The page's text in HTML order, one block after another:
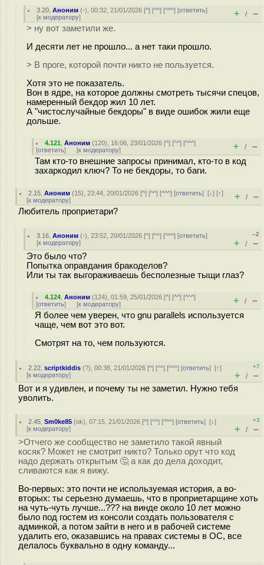
3.20 ,Аноним (-), 00:32, 21/01/2026 [^] [^^] [^^^] [ответить]
[к модератору] + / –
> ну вот заметили же.
И десяти лет не прошло... а нет таки прошло.
> В проге, которой почти никто не пользуется.
Хотя это не показатель.
Вон в ядре, на которое должны смотреть тысячи спецов,
намеренный бекдор жил 10 лет.
А "чистослучайные бекдоры" в виде ошибок жили еще
дольше.
4.121 ,Аноним (120), 16:06, 23/01/2026 [^] [^^] [^^^]
[ответить] [к модератору] + / –
Там кто-то внешние запросы принимал, кто-то в код
захаркодил ключ? То не бекдоры, то баги.
2.15 ,Аноним (15), 23:44, 20/01/2026 [^] [^^] [^^^] [ответить][↓] [↑]
[к модератору] + / –
Любитель проприетари?
3.16 ,Аноним (-), 23:52, 20/01/2026 [^] [^^] [^^^] [ответить]
[к модератору]
–2
+ / –
Это было что?
Попытка оправдания бракоделов?
Или ты так выгораживаешь бесполезные тыщи глаз?
4.124 ,Аноним (124), 01:59, 25/01/2026 [^] [^^] [^^^]
[ответить] [к модератору] + / –
Я более чем уверен, что gnu parallels используется
чаще, чем вот это вот.
Смотрят на то, чем пользуются.
2.22 ,scriptkiddis (?), 00:38, 21/01/2026 [^] [^^] [^^^] [ответить][↑]
[к модератору]
+7
+ / –
Вот и я удивлен, и почему ты не заметил. Нужно тебя
уволить.
2.45 ,Sm0ke85 (ok), 07:15, 21/01/2026 [^] [^^] [^^^] [ответить][↓]
[к модератору]
+3
+ / –
>Отчего же сообщество не заметило такой явный
косяк? Может не смотрит никто? Только орут что код
надо держать открытым 🤔 а как до дела доходит,
сливаются как я вижу.
Во-первых: это почти не используемая история, а во-
вторых: ты серьезно думаешь, что в проприетарщине хоть
на чуть-чуть лучше...??? на винде около 10 лет можно
было под гостем из консоли создать пользователя с
админкой, а потом зайти в него и в рабочей системе
удалить его, оказавшись на правах системы в ОС, все
делалось буквально в одну команду...